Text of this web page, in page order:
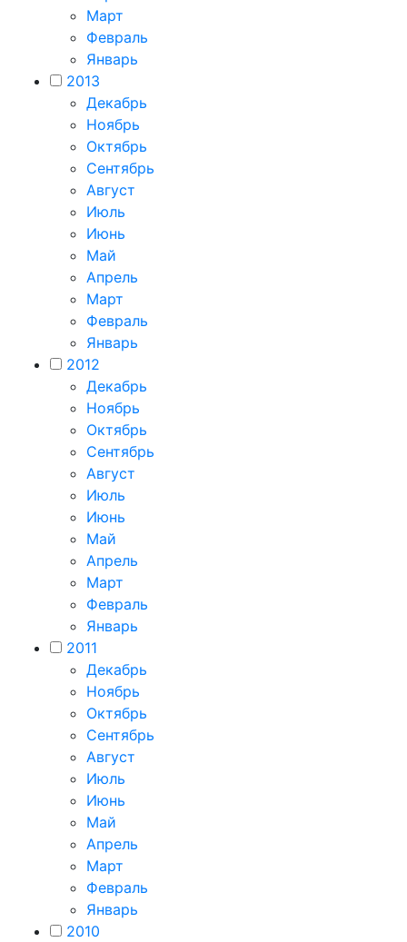
Март
Февраль
Январь
2013
Декабрь
Ноябрь
Октябрь
Сентябрь
Август
Июль
Июнь
Май
Апрель
Март
Февраль
Январь
2012
Декабрь
Ноябрь
Октябрь
Сентябрь
Август
Июль
Июнь
Май
Апрель
Март
Февраль
Январь
2011
Декабрь
Ноябрь
Октябрь
Сентябрь
Август
Июль
Июнь
Май
Апрель
Март
Февраль
Январь
2010